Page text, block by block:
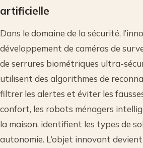
artificielle
Dans le domaine de la sécurité,
développement de caméras de
de serrures biométriques ultra-
utilisent des algorithmes de
filtrer les alertes et éviter les
confort, les robots ménagers
la maison, identifient les types de
autonomie. L’objet innovant